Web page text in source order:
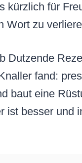
kürzlich für
Wort zu
Dutzende
fand:
baut eine
ist besser und